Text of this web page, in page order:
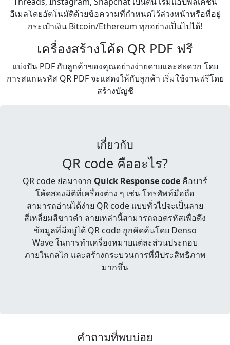
อีเมลโดยอัตโนมัติด้วยข้อความที่กำหนดไว้ล่วงหน้าหรือที่อยู่
กระเป๋าเงิน Bitcoin/Ethereum ทุกอย่างเป็นไปได้!
เครื่องสร้างโค้ด QR PDF ฟรี
แบ่งปัน PDF กับลูกค้าของคุณอย่างง่ายดายและสะดวก โดย
การสแกนรหัส QR PDF จะแสดงให้กับลูกค้า เริ่มใช้งานฟรีโดย
สร้างบัญชี
เกี่ยวกับ
QR code คืออะไร?
QR code ย่อมาจาก Quick Response code คือบาร์
โค้ดสองมิติที่เครื่องต่าง ๆ เช่น โทรศัพท์มือถือ
สามารถอ่านได้ง่าย QR code แบบทั่วไปจะเป็นลาย
สี่เหลี่ยมสีขาวดำ ลายเหล่านี้สามารถถอดรหัสเพื่อดึง
ข้อมูลที่มีอยู่ได้ QR code ถูกคิดค้นโดย Denso
Wave ในการทำเครื่องหมายแต่ละส่วนประกอบ
ภายในกลไก และสร้างกระบวนการที่มีประสิทธิภาพ
มากขึ่น
คำถามที่พบบ่อย